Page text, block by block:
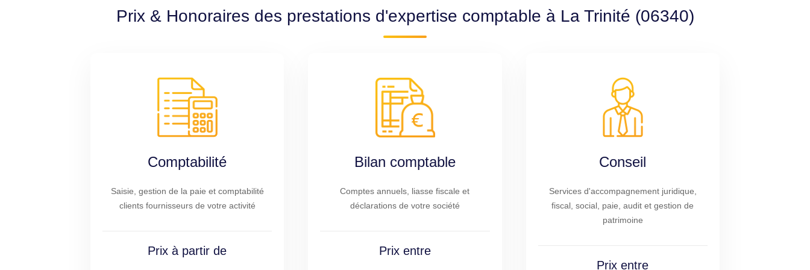
Prix & Honoraires des prestations d'expertise comptable à La Trinité (06340)
Comptabilité
Saisie, gestion de la paie et comptabilité
clients fournisseurs de votre activité
Prix à partir de
Bilan comptable
Comptes annuels, liasse fiscale et
déclarations de votre société
Prix entre
Conseil
Services d'accompagnement juridique,
fiscal, social, paie, audit et gestion de
patrimoine
Prix entre